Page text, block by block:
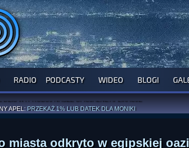
RADIO PODCASTY WIDEO BLOGI
PROGRAM NA NAJBLIŻSZY TYDZIEŃ
APEL: PRZEKAŻ 1% LUB DATEK DLA MONIKI
miasta odkryto w egipskiej